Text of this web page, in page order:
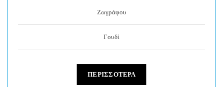
Ζωγράφου
Γουδί
ΠΕΡΙΣΣΟΤΕΡΑ